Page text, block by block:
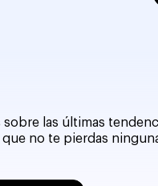
las últimas
no te pierdas